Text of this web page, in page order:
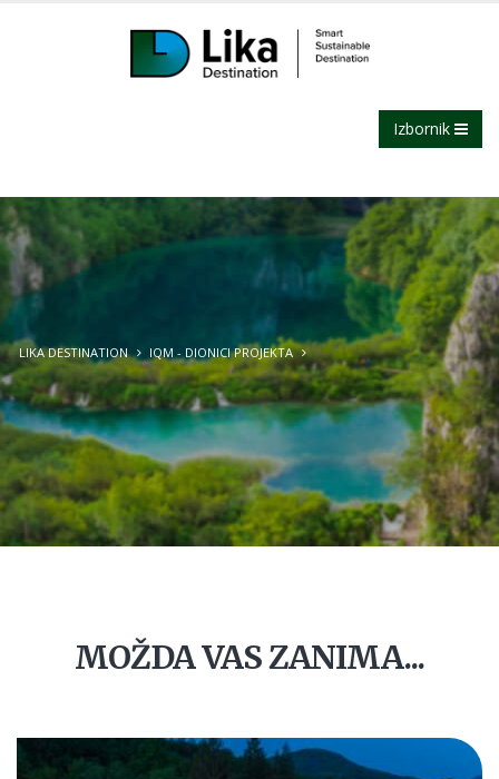
Izbornik
LIKA DESTINATION IQM - DIONICI PROJEKTA
MOŽDA VAS ZANIMA...